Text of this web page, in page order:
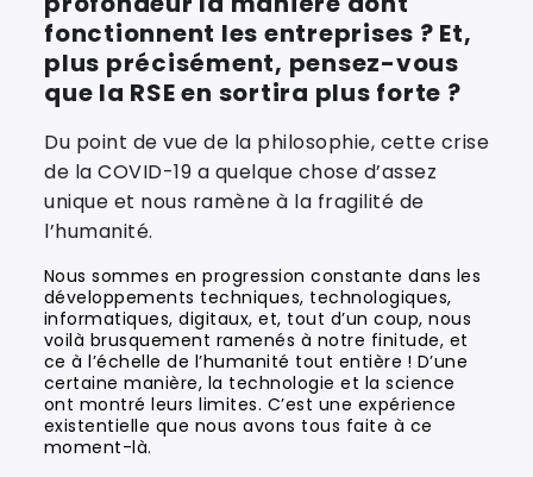
fonctionnent les entreprises ? Et,
plus précisément, pensez-vous
que la RSE en sortira plus forte ?
Du point de vue de la philosophie, cette crise
de la COVID-19 a quelque chose d’assez
unique et nous ramène à la fragilité de
l’humanité.
Nous sommes en progression constante dans les
développements techniques, technologiques,
informatiques, digitaux, et, tout d’un coup, nous
voilà brusquement ramenés à notre finitude, et
ce à l’échelle de l’humanité tout entière ! D’une
certaine manière, la technologie et la science
ont montré leurs limites. C’est une expérience
existentielle que nous avons tous faite à ce
moment-là.